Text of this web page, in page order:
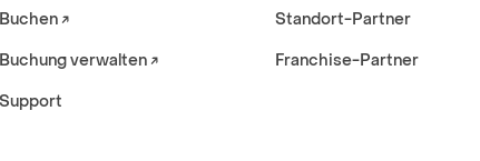
Buchen ↗︎
Buchung verwalten ↗︎
Support
Standort-Partner
Franchise-Partner